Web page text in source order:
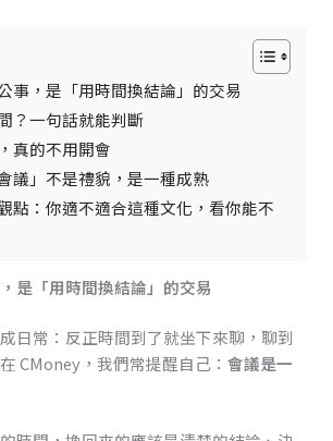
事，是「用時間換結論」的交易
？一句話就能判斷
真的不用開會
議」不是禮貌，是一種成熟
點：你適不適合這種文化，看你能不
是「用時間換結論」的交易
日常：反正時間到了就坐下來聊，聊到
CMoney，我們常提醒自己：會議是一